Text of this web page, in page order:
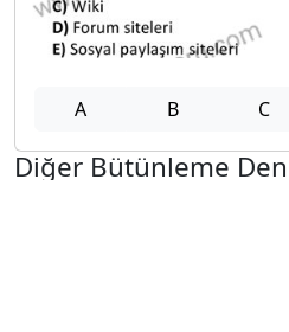
A B C
Diğer Bütünleme